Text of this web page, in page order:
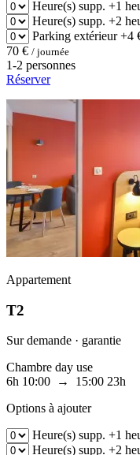
Heure(s) supp. +1
Heure(s) supp. +2
Parking extérieur+4
70 € / journée
1-2 personnes
Réserver
Appartement
T2
Sur demande · garantie
Chambre day use
6h 10:00 → 15:00 23h
Options à ajouter
Heure(s) supp. +1
Heure(s) supp. +2